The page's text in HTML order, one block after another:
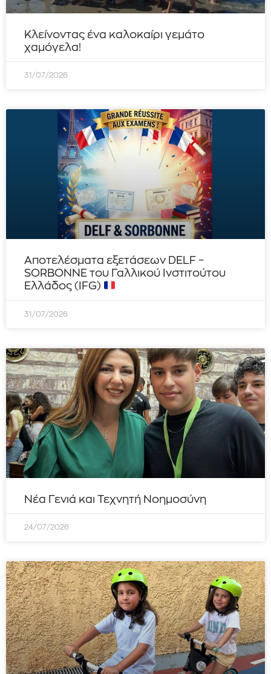
Κλείνοντας ένα καλοκαίρι γεμάτο
χαμόγελα!
31/07/2026
Αποτελέσματα εξετάσεων DELF –
SORBONNE του Γαλλικού Ινστιτούτου
Ελλάδος (IFG)
31/07/2026
Νέα Γενιά και Τεχνητή Νοημοσύνη
24/07/2026